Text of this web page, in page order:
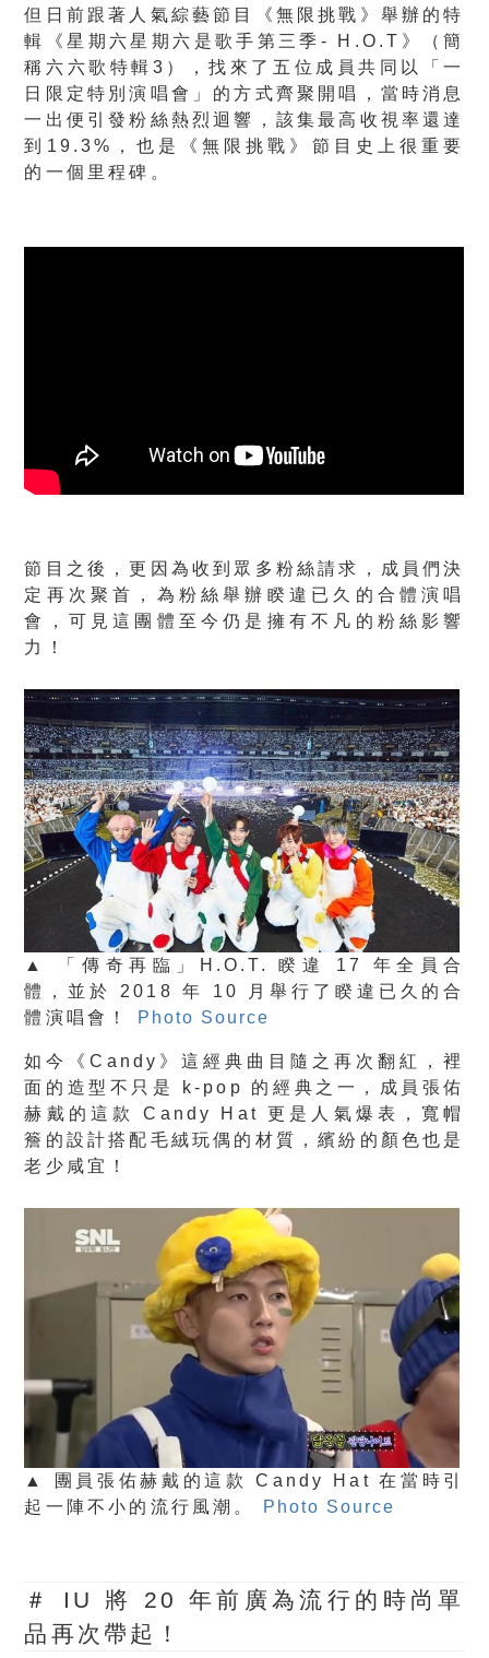
但日前跟著人氣綜藝節目《無限挑戰》舉辦的特
輯《星期六星期六是歌手第三季- H.O.T》（簡
稱六六歌特輯3），找來了五位成員共同以「一
日限定特別演唱會」的方式齊聚開唱，當時消息
一出便引發粉絲熱烈迴響，該集最高收視率還達
到19.3%，也是《無限挑戰》節目史上很重要
的一個里程碑。
節目之後，更因為收到眾多粉絲請求，成員們決
定再次聚首，為粉絲舉辦睽違已久的合體演唱
會，可見這團體至今仍是擁有不凡的粉絲影響
力！
▲ 「傳奇再臨」H.O.T. 睽違 17 年全員合
體，並於 2018 年 10 月舉行了睽違已久的合
體演唱會！
Photo Source
如今《Candy》這經典曲目隨之再次翻紅，裡
面的造型不只是 k-pop 的經典之一，成員張佑
赫戴的這款 Candy Hat 更是人氣爆表，寬帽
簷的設計搭配毛絨玩偶的材質，繽紛的顏色也是
老少咸宜！
▲ 團員張佑赫戴的這款 Candy Hat 在當時引
起一陣不小的流行風潮。
Photo Source
＃ IU 將 20 年前廣為流行的時尚單
品再次帶起！